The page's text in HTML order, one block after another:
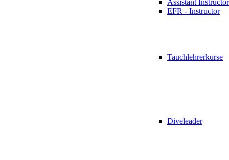
Assistant Instructor
EFR - Instructor
Tauchlehrerkurse
Diveleader